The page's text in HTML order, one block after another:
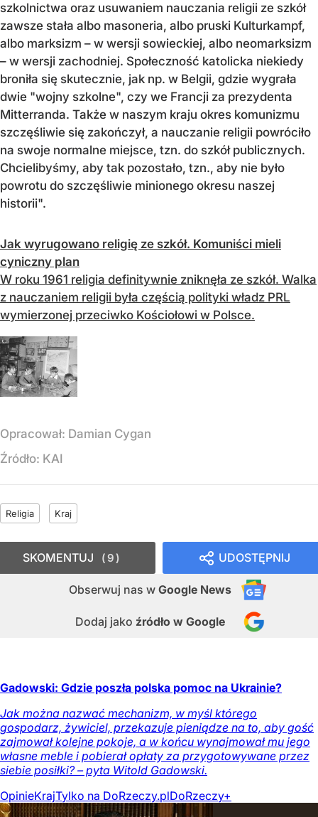
szkolnictwa oraz usuwaniem nauczania religii ze szkół
zawsze stała albo masoneria, albo pruski Kulturkampf,
albo marksizm – w wersji sowieckiej, albo neomarksizm
– w wersji zachodniej. Społeczność katolicka niekiedy
broniła się skutecznie, jak np. w Belgii, gdzie wygrała
dwie "wojny szkolne", czy we Francji za prezydenta
Mitterranda. Także w naszym kraju okres komunizmu
szczęśliwie się zakończył, a nauczanie religii powróciło
na swoje normalne miejsce, tzn. do szkół publicznych.
Chcielibyśmy, aby tak pozostało, tzn., aby nie było
powrotu do szczęśliwie minionego okresu naszej
historii".
Jak wyrugowano religię ze szkół. Komuniści mieli
cyniczny plan
W roku 1961 religia definitywnie zniknęła ze szkół. Walka
z nauczaniem religii była częścią polityki władz PRL
wymierzonej przeciwko Kościołowi w Polsce.
Opracował: Damian Cygan
Źródło: KAI
Religia Kraj
UDOSTĘPNIJ
Obserwuj nas w Google News
Dodaj jako źródło w Google
SKOMENTUJ 9
Gadowski: Gdzie poszła polska pomoc na Ukrainie?
Jak można nazwać mechanizm, w myśl którego
gospodarz, żywiciel, przekazuje pieniądze na to, aby gość
zajmował kolejne pokoje, a w końcu wynajmował mu jego
własne meble i pobierał opłaty za przygotowywane przez
siebie posiłki? – pyta Witold Gadowski.
OpinieKrajTylko na DoRzeczy.plDoRzeczy+